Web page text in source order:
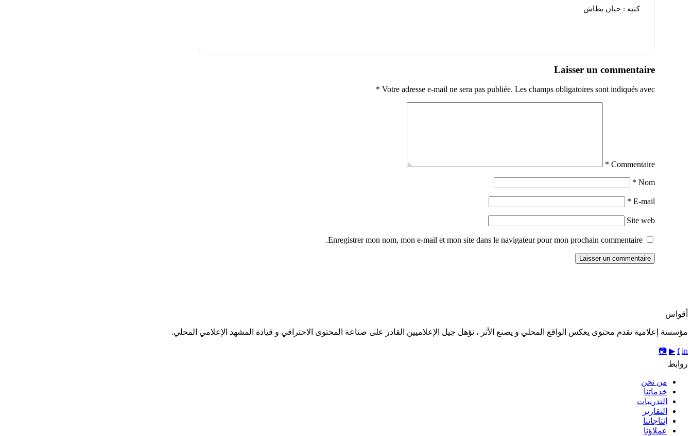
كتبه : حنان بطاش
Laisser un commentaire
Votre adresse e-mail ne sera pas publiée. Les champs obligatoires sont indiqués avec
*
Commentaire
*
Nom
*
E-mail
*
Site web
Enregistrer mon nom, mon e-mail et mon site dans le navigateur pour mon prochain commentaire.
أقواس
مؤسسة إعلامية تقدم محتوى يعكس الواقع المحلي و يصنع الأثر ، نؤهل جيل الإعلاميين القادر على صناعة المحتوى الاحترافي و قيادة المشهد الإعلامي المحلي.
f in
▶
📷
روابط
من نحن
خدماتنا
التدريبات
التقارير
إنتاجاتنا
عملاؤنا